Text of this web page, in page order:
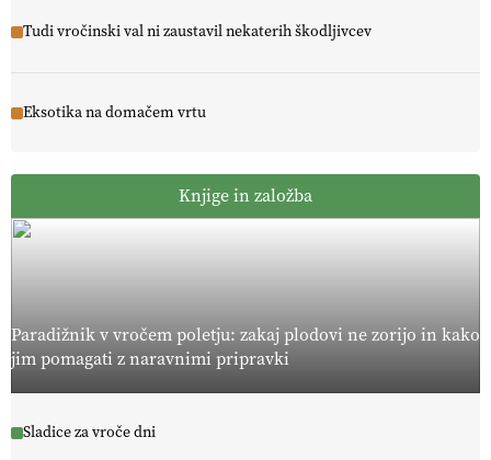
Tudi vročinski val ni zaustavil nekaterih škodljivcev
Eksotika na domačem vrtu
Knjige in založba
Paradižnik v vročem poletju: zakaj plodovi ne zorijo in kako
jim pomagati z naravnimi pripravki
Sladice za vroče dni